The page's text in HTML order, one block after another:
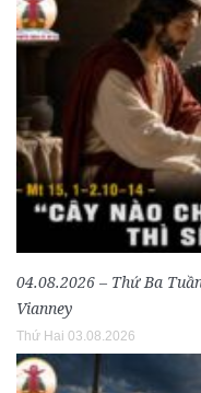
04.08.2026 – Thứ Ba
Vianney
Thứ Hai 03.08.2026